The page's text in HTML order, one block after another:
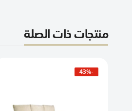
منتجات ذات الصلة
-43%